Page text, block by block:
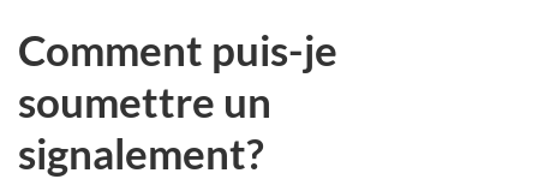
Comment puis-je
soumettre un
signalement?